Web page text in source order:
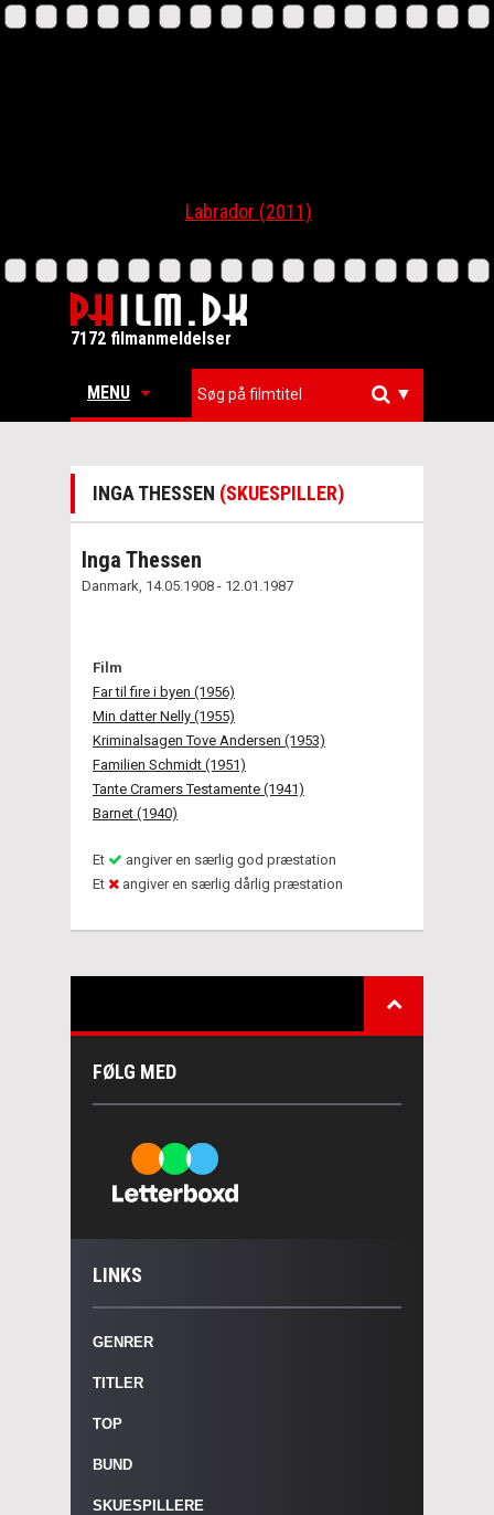
Labrador (2011)
7172 filmanmeldelser
MENU ▼
INGA THESSEN (SKUESPILLER)
Inga Thessen
Danmark, 14.05.1908 - 12.01.1987
Film
Far til fire i byen (1956)
Min datter Nelly (1955)
Kriminalsagen Tove Andersen (1953)
Familien Schmidt (1951)
Tante Cramers Testamente (1941)
Barnet (1940)
Et
angiver en særlig god præstation
Et
angiver en særlig dårlig præstation
FØLG MED
LINKS
GENRER
TITLER
TOP
BUND
SKUESPILLERE